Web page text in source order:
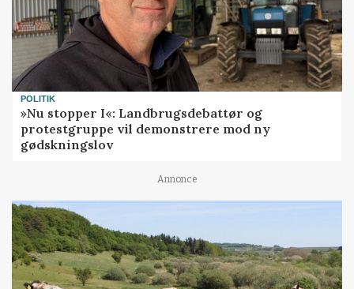
POLITIK
»Nu stopper I«: Landbrugsdebattør og
protestgruppe vil demonstrere mod ny
gødskningslov
Annonce